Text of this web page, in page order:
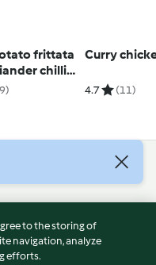
frittata
chilli
Curry
4.7 (11)
to the storing of
navigation, analyze
efforts.